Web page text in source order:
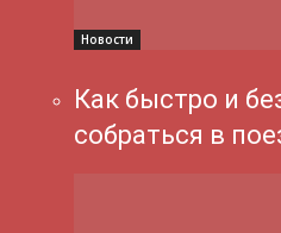
Новости
Как быстро и
собраться в